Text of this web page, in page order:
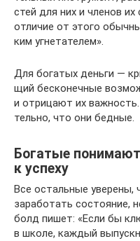
стей для них и чле­нов
от­ли­чие от этого
ким угне­та­те­лем».
Для бо­га­тых день­ги —
щий бес­ко­неч­ные
и от­ри­ца­ют их
тель­но, что они бед­ные.
Богатые
к успеху
Все остальные уверены,
заработать состояние,
болд пишет: «Если бы
в школе, каж­дый